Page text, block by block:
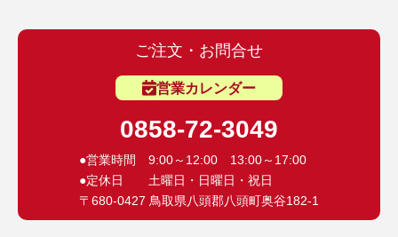
ご注文・お問合せ
営業カレンダー
0858-72-3049
●営業時間 9:00～12:00 13:00～17:00
●定休日 土曜日・日曜日・祝日
〒680-0427 鳥取県八頭郡八頭町奥谷182-1